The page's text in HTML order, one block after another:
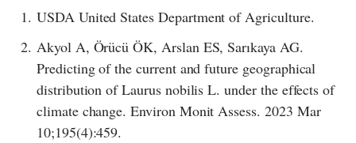
1. USDA United States Department of Agriculture.
2. Akyol A, Örücü ÖK, Arslan ES, Sarıkaya AG.
Predicting of the current and future geographical
distribution of Laurus nobilis L. under the effects of
climate change. Environ Monit Assess. 2023 Mar
10;195(4):459.